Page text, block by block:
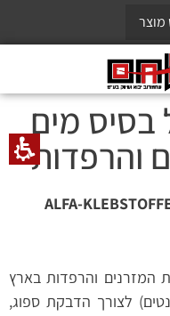
מוצר
מים
והרפדות
ALFA-
והרפדות בארץ
לצורך הדבקת ספוג,